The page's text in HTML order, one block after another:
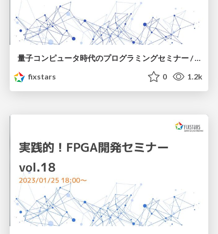
量子コンピュータ時代のプログラミングセミナー / 20230413_Amplify_seminar_shift_optimization
fixstars
0 1.2k